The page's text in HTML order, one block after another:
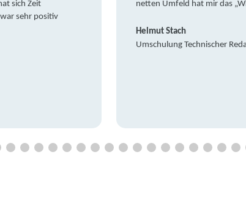
sich Zeit
sehr positiv
netten Umfeld hat mir das
Helmut Stach
Umschulung Technischer